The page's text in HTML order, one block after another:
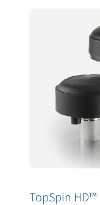
TopSpin HD™